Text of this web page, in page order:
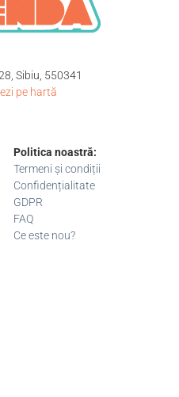
Sibiu, 550341
pe hartă
Politica noastră:
Termeni și condiții
Confidențialitate
GDPR
FAQ
Ce este nou?